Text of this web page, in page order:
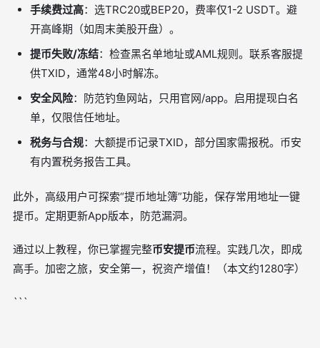
手续费过高：选TRC20或BEP20，费率仅1-2 USDT。避
开高峰期（如周末美股开盘）。
提币失败/冻结：检查黑名单地址或AML规则。联系客服提
供TXID，通常48小时解冻。
安全风险：防范钓鱼网站，只用官网/app。启用提现白名
单，仅限信任地址。
税务与合规：大额提币记录TXID，部分国家需报税。币安
有内置税务报告工具。
此外，高级用户可探索“提币地址簿”功能，保存常用地址一键
提币。定期更新App版本，防范漏洞。
通过以上教程，你已掌握完整币安提币流程。实践几次，即成
高手。加密之旅，安全第一，祝资产增值！（本文约1280字）
```